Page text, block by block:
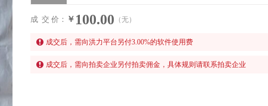
成 交 价： ￥ 100.00 （无）
成交后，需向洪力平台另付3.00%的软件使用费
成交后，需向拍卖企业另付拍卖佣金，具体规则请联系拍卖企业